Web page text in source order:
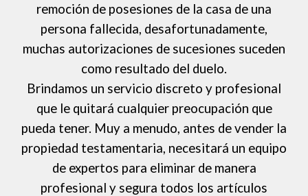
remoción de posesiones de la casa de una
persona fallecida, desafortunadamente,
muchas autorizaciones de sucesiones suceden
como resultado del duelo.
Brindamos un servicio discreto y profesional
que le quitará cualquier preocupación que
pueda tener. Muy a menudo, antes de vender la
propiedad testamentaria, necesitará un equipo
de expertos para eliminar de manera
profesional y segura todos los artículos